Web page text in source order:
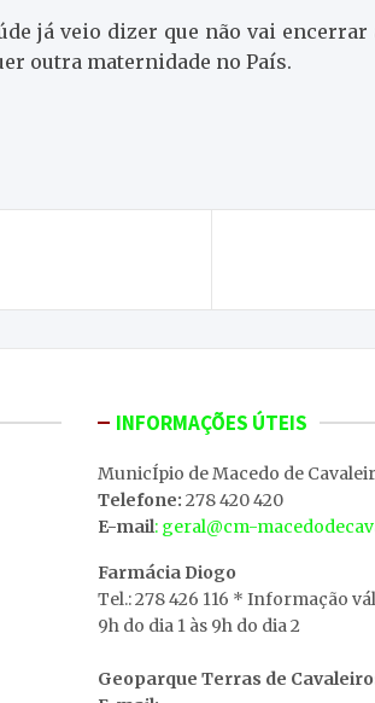
já veio dizer que não vai encerrar
outra maternidade no País.
INFORMAÇÕES ÚTEIS
MunicÍpio de Macedo de
Telefone: 278 420 420
E-mail: geral@cm-
Farmácia Diogo
Tel.: 278 426 116 * Informação
9h do dia 1 às 9h do dia 2
Geoparque Terras de